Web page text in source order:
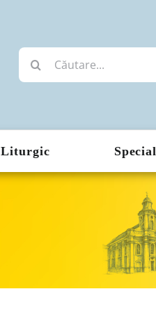
Cautare...
Liturgic Special